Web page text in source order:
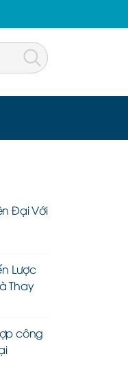
Đại Với
Lược
Thay
công